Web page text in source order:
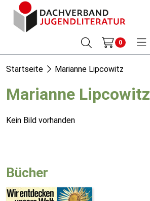
0
Startseite Marianne Lipcowitz
Marianne Lipcowitz
Kein Bild vorhanden
Bücher